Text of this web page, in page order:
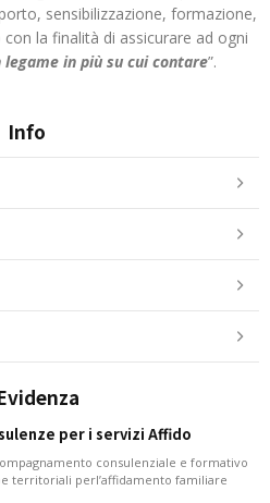
sensibilizzazione, formazione,
la finalità di assicurare ad ogni
legame in più su cui contare”.
Info
per i servizi Affido
consulenziale e formativo
territoriali perl’affidamento familiare